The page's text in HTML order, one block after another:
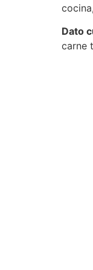
Dato
carne